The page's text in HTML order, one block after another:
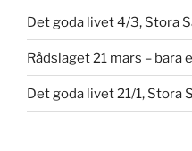
Det goda livet 4/3, Stora
Rådslaget 21 mars – bara
Det goda livet 21/1, Stora